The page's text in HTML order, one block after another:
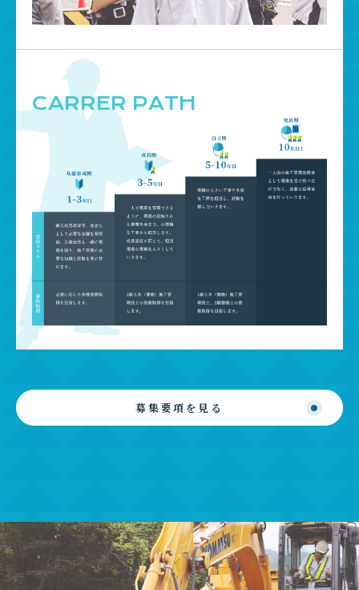
CARRER PATH
募集要項を見る